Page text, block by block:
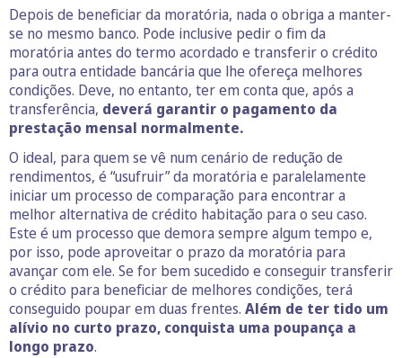
Depois de beneficiar da moratória, nada o obriga a manter-
se no mesmo banco. Pode inclusive pedir o fim da
moratória antes do termo acordado e transferir o crédito
para outra entidade bancária que lhe ofereça melhores
condições. Deve, no entanto, ter em conta que, após a
transferência, deverá garantir o pagamento da
prestação mensal normalmente.
O ideal, para quem se vê num cenário de redução de
rendimentos, é “usufruir” da moratória e paralelamente
iniciar um processo de comparação para encontrar a
melhor alternativa de crédito habitação para o seu caso.
Este é um processo que demora sempre algum tempo e,
por isso, pode aproveitar o prazo da moratória para
avançar com ele. Se for bem sucedido e conseguir transferir
o crédito para beneficiar de melhores condições, terá
conseguido poupar em duas frentes. Além de ter tido um
alívio no curto prazo, conquista uma poupança a
longo prazo.